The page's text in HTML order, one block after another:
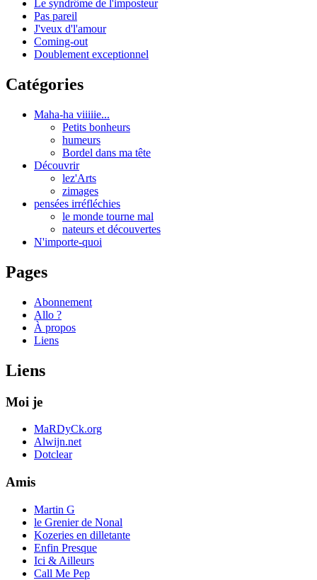
Le syndrôme de l'imposteur
Pas pareil
J'veux d'l'amour
Coming-out
Doublement exceptionnel
Catégories
Maha-ha viiiiie...
Petits bonheurs
humeurs
Bordel dans ma tête
Découvrir
lez'Arts
zimages
pensées irréfléchies
le monde tourne mal
nateurs et découvertes
N'importe-quoi
Pages
Abonnement
Allo ?
À propos
Liens
Liens
Moi je
MaRDyCk.org
Alwijn.net
Dotclear
Amis
Martin G
le Grenier de Nonal
Kozeries en dilletante
Enfin Presque
Ici & Ailleurs
Call Me Pep